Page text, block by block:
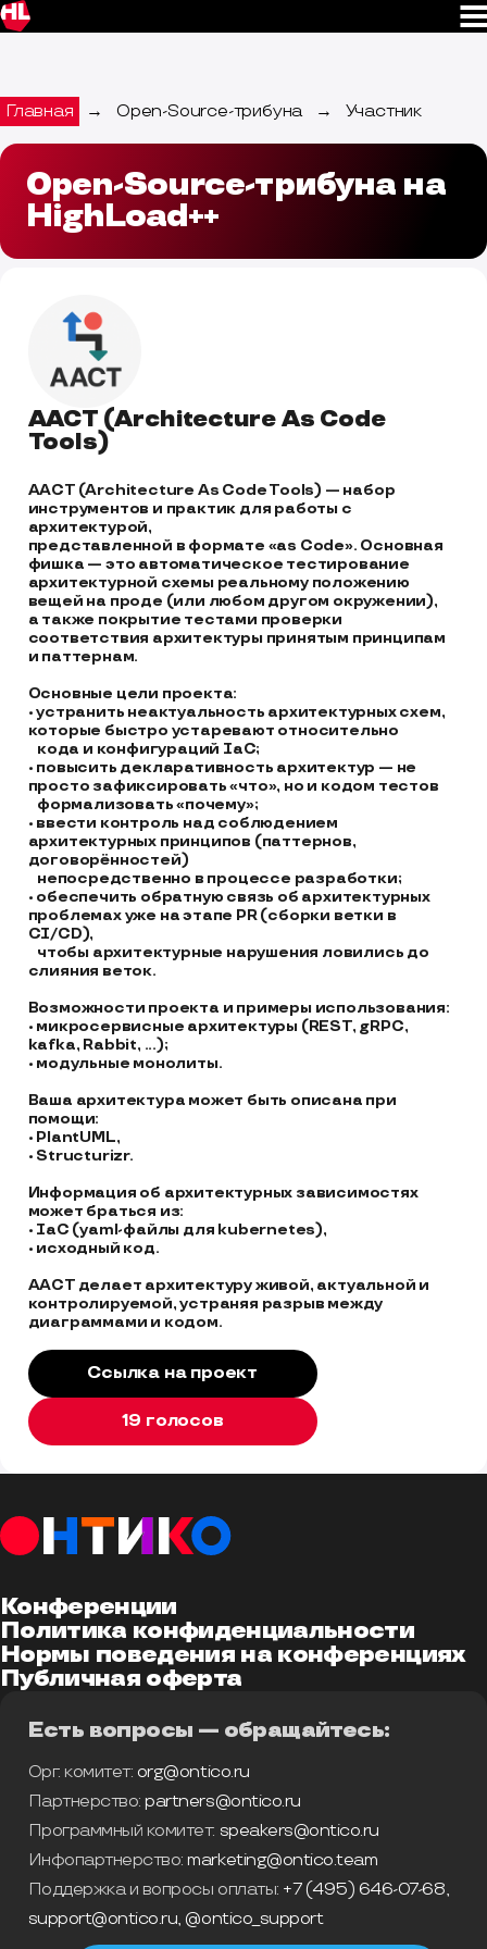
Главная → Open-Source-трибуна → Участник
Open-Source-трибуна на
HighLoad++
AACT (Architecture As Code
Tools)
AACT (Architecture As Code Tools) — набор
инструментов и практик для работы с
архитектурой,
представленной в формате «as Code». Основная
фишка — это автоматическое тестирование
архитектурной схемы реальному положению
вещей на проде (или любом другом окружении),
а также покрытие тестами проверки
соответствия архитектуры принятым принципам
и паттернам.
Основные цели проекта:
• устранить неактуальность архитектурных схем,
которые быстро устаревают относительно
• повысить декларативность архитектур — не
просто зафиксировать «что», но и кодом тестов
• ввести контроль над соблюдением
архитектурных принципов (паттернов,
договорённостей)
• обеспечить обратную связь об архитектурных
проблемах уже на этапе PR (сборки ветки в
CI/CD),
слияния веток.
Возможности проекта и примеры использования:
• микросервисные архитектуры (REST, gRPC,
kafka, Rabbit, ...);
• модульные монолиты.
Ваша архитектура может быть описана при
помощи:
• PlantUML,
• Structurizr.
Информация об архитектурных зависимостях
может браться из:
• IaC (yaml-файлы для kubernetes),
• исходный код.
AACT делает архитектуру живой, актуальной и
контролируемой, устраняя разрыв между
диаграммами и кодом.
Ссылка на проект
19 голосов
Конференции
Политика конфиденциальности
Нормы поведения на конференциях
Публичная оферта
Есть вопросы — обращайтесь:
Орг. комитет: org@ontico.ru
Партнерство: partners@ontico.ru
Программный комитет: speakers@ontico.ru
Инфопартнерство: marketing@ontico.team
Поддержка и вопросы оплаты: +7 (495) 646-07-68,
support@ontico.ru, @ontico_support